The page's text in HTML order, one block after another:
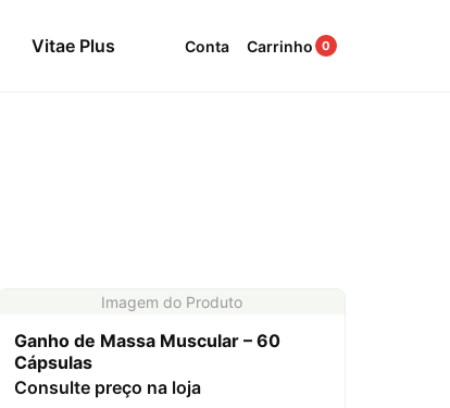
Vitae Plus Conta Carrinho 0
Imagem do Produto
Ganho de Massa Muscular – 60
Cápsulas
Consulte preço na loja